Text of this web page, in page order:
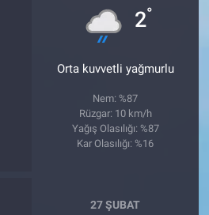
2°
Orta kuvvetli yağmurlu
Nem: %87
Rüzgar: 10 km/h
Yağış Olasılığı: %87
Kar Olasılığı: %16
27 ŞUBAT